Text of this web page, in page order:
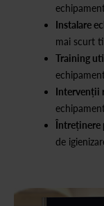
Instalare
mai scurt
Training
Intervenții
Întreținere
de